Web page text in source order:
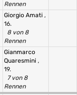
Rennen
Giorgio Amati ,
16.
8 von 8
Rennen
Gianmarco
Quaresmini ,
19.
7 von 8
Rennen